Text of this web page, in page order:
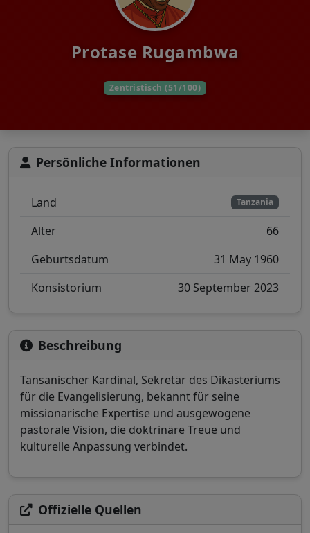
Protase Rugambwa
Zentristisch (51/100)
Persönliche Informationen
Land Tanzania
Alter
66
Geburtsdatum
31 May 1960
Konsistorium
30 September 2023
Beschreibung
Tansanischer Kardinal, Sekretär des Dikasteriums
für die Evangelisierung, bekannt für seine
missionarische Expertise und ausgewogene
pastorale Vision, die doktrinäre Treue und
kulturelle Anpassung verbindet.
Offizielle Quellen